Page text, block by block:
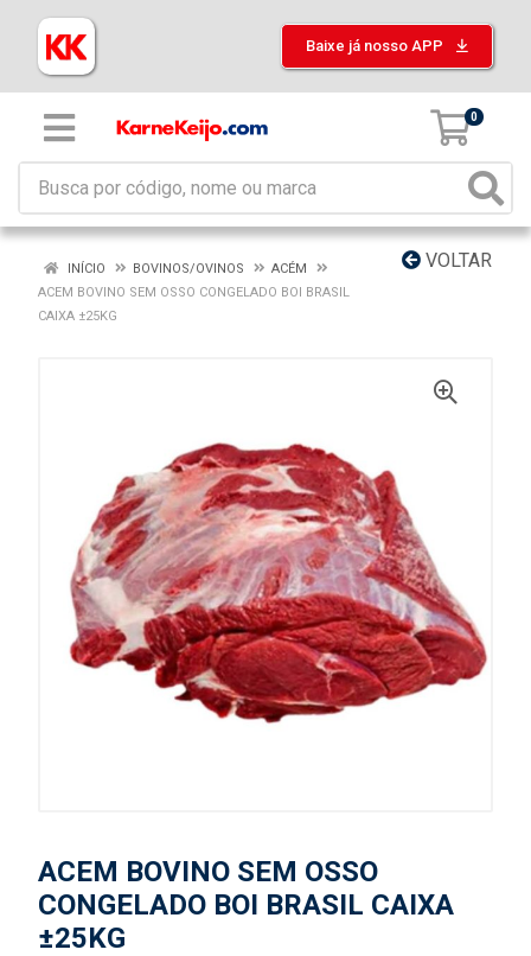
Baixe já nosso APP
0
VOLTAR
INÍCIO BOVINOS/OVINOS
ACÉM
ACEM BOVINO SEM OSSO CONGELADO BOI BRASIL
CAIXA ±25KG
ACEM BOVINO SEM OSSO
CONGELADO BOI BRASIL CAIXA
±25KG